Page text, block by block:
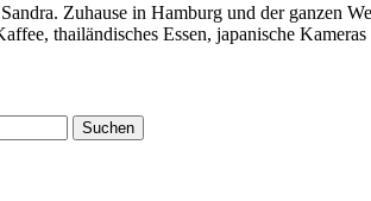
Zuhause in Hamburg und der ganzen
thailändisches Essen, japanische